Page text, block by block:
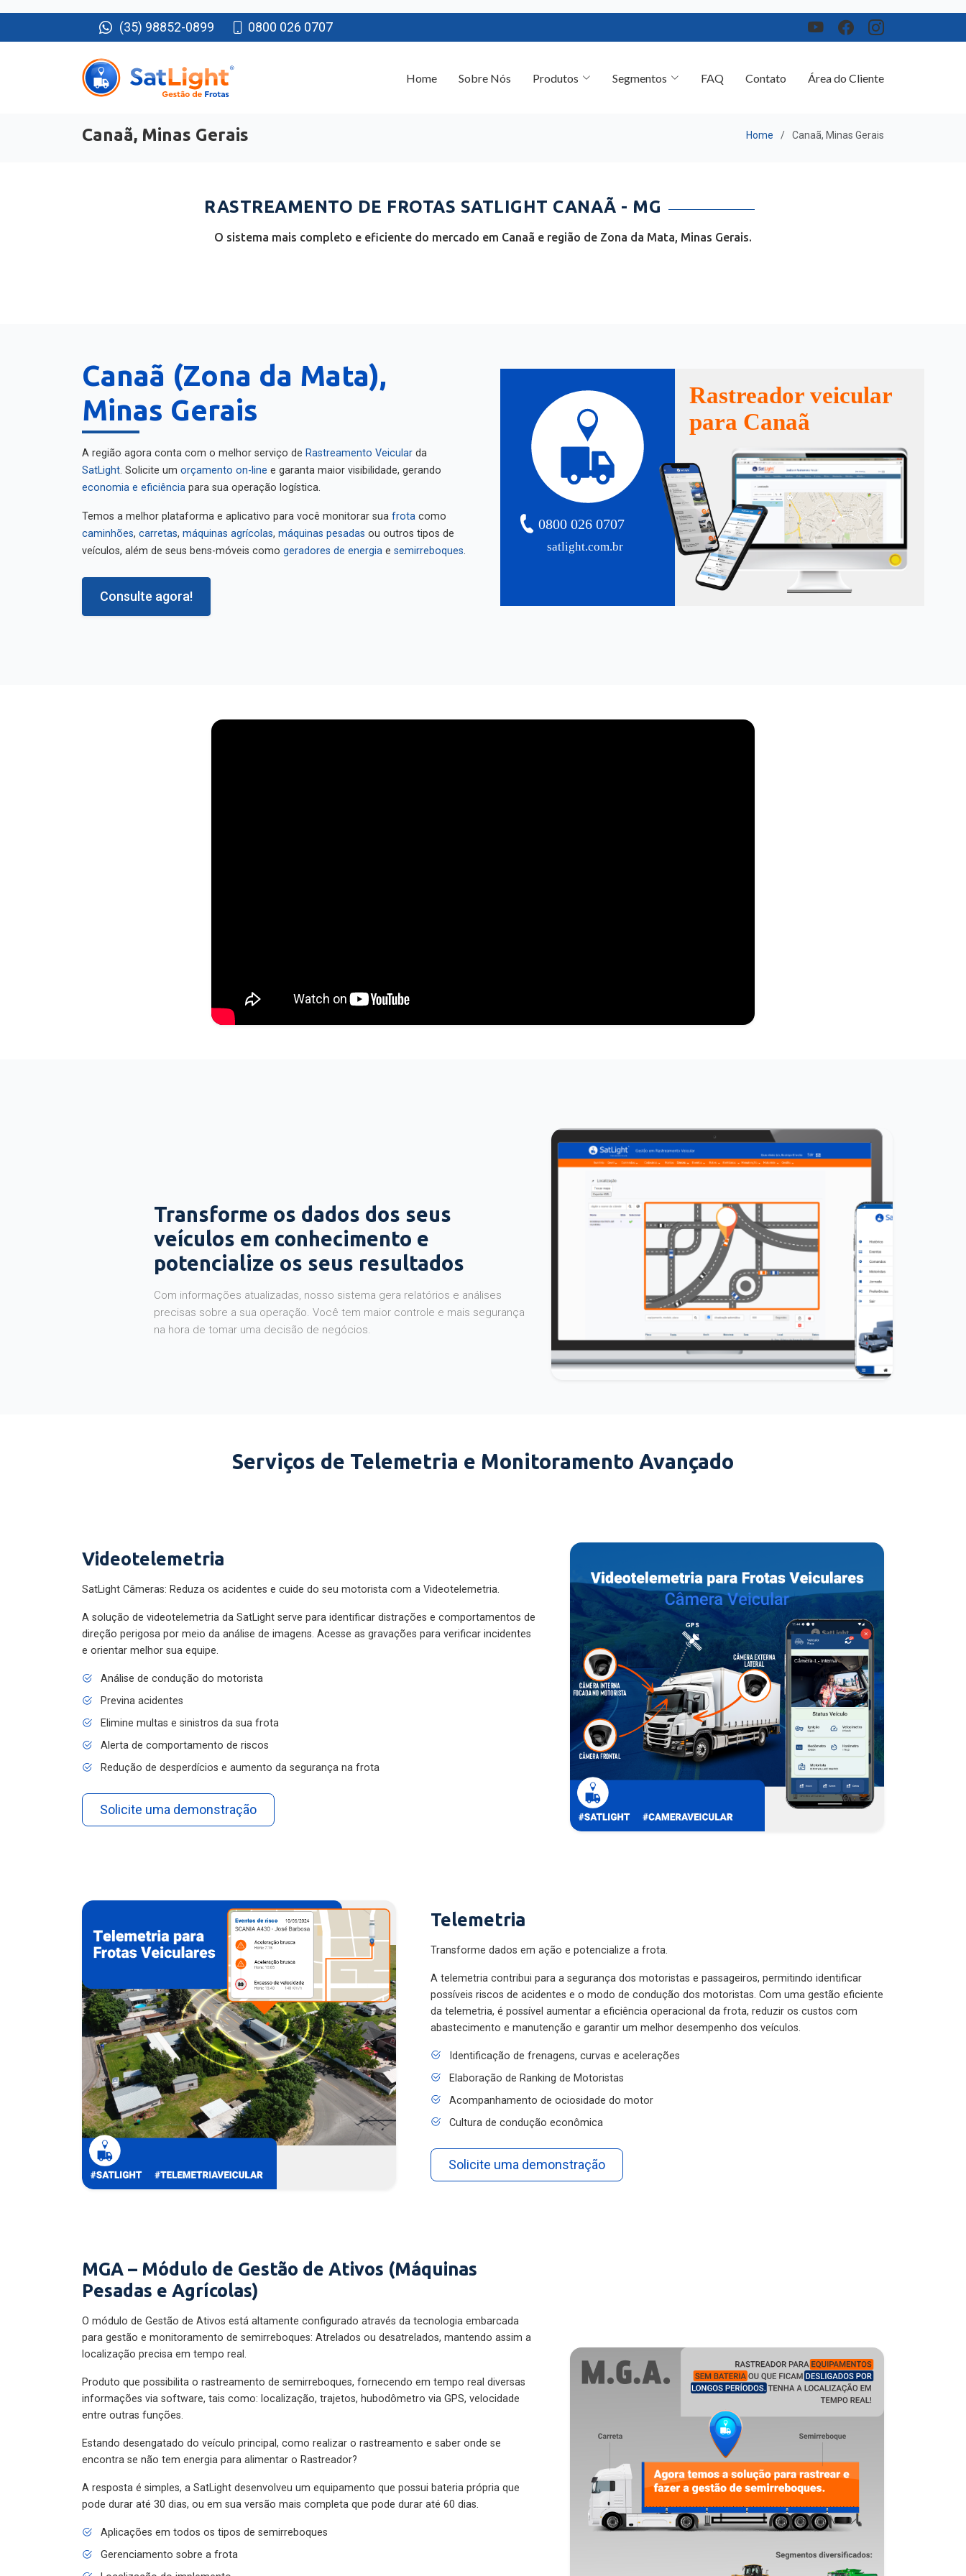
(35) 98852-0899 0800 026 0707
Canaã, Minas Gerais
RASTREAMENTO DE FROTAS SATLIGHT CANAÃ - MG
O sistema mais completo e eficiente do mercado em Canaã e região de Zona da Mata, Minas Gerais.
Canaã (Zona da Mata),
Minas Gerais
A região agora conta com o melhor serviço de Rastreamento Veicular
da
SatLight
. Solicite um orçamento on-line
e garanta maior visibilidade, gerando
economia e eficiência
para sua operação logística.
Temos a melhor plataforma e aplicativo para você monitorar sua frota
caminhões
máquinas agrícolas máquinas pesadas
ou outros tipos de
veículos, além de seus bens-móveis como
geradores de energia semirreboques
Consulte agora!
satlight.com.br
0800 026 0707
Rastreador veicular
para Canaã
Transforme os dados dos seus
veículos em conhecimento e
potencialize os seus resultados
Com informações atualizadas, nosso sistema gera relatórios e análises
precisas sobre a sua operação. Você tem maior controle e mais segurança
na hora de tomar uma decisão de negócios.
Serviços de Telemetria e Monitoramento Avançado
Videotelemetria
SatLight Câmeras: Reduza os acidentes e cuide do seu motorista com a Videotelemetria.
A solução de videotelemetria da SatLight serve para identificar distrações e comportamentos de
direção perigosa por meio da análise de imagens. Acesse as gravações para verificar incidentes
e orientar melhor sua equipe.
Análise de condução do motorista
Previna acidentes
Elimine multas e sinistros da sua frota
Alerta de comportamento de riscos
Redução de desperdícios e aumento da segurança na frota
Solicite uma demonstração
Telemetria
Transforme dados em ação e potencialize a frota.
A telemetria contribui para a segurança dos motoristas e passageiros, permitindo identificar
possíveis riscos de acidentes e o modo de condução dos motoristas. Com uma gestão eficiente
da telemetria, é possível aumentar a eficiência operacional da frota, reduzir os custos com
abastecimento e manutenção e garantir um melhor desempenho dos veículos.
Identificação de frenagens, curvas e acelerações
Elaboração de Ranking de Motoristas
Acompanhamento de ociosidade do motor
Cultura de condução econômica
Solicite uma demonstração
MGA – Módulo de Gestão de Ativos (Máquinas
Pesadas e Agrícolas)
O módulo de Gestão de Ativos está altamente configurado através da tecnologia embarcada
para gestão e monitoramento de semirreboques: Atrelados ou desatrelados, mantendo assim a
localização precisa em tempo real.
Produto que possibilita o rastreamento de semirreboques, fornecendo em tempo real diversas
informações via software, tais como: localização, trajetos, hubodômetro via GPS, velocidade
entre outras funções.
Estando desengatado do veículo principal, como realizar o rastreamento e saber onde se
encontra se não tem energia para alimentar o Rastreador?
A resposta é simples, a SatLight desenvolveu um equipamento que possui bateria própria que
pode durar até 30 dias, ou em sua versão mais completa que pode durar até 60 dias.
Aplicações em todos os tipos de semirreboques
Gerenciamento sobre a frota
Localização do implemento